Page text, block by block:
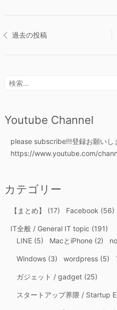
ゲ
ー
シ
ョ
ン
過去の投稿
検
Youtube Channel
please subscribe!!!登録お願いし
https://www.youtube.com/
カテゴリー
【まとめ】 (17) Facebook (56)
IT全般 / General IT topic (191)
LINE(5) MacとiPhone(2)
Windows(3) wordpress(5)
ガジェット / gadget(25)
スタートアップ界隈 / Startup